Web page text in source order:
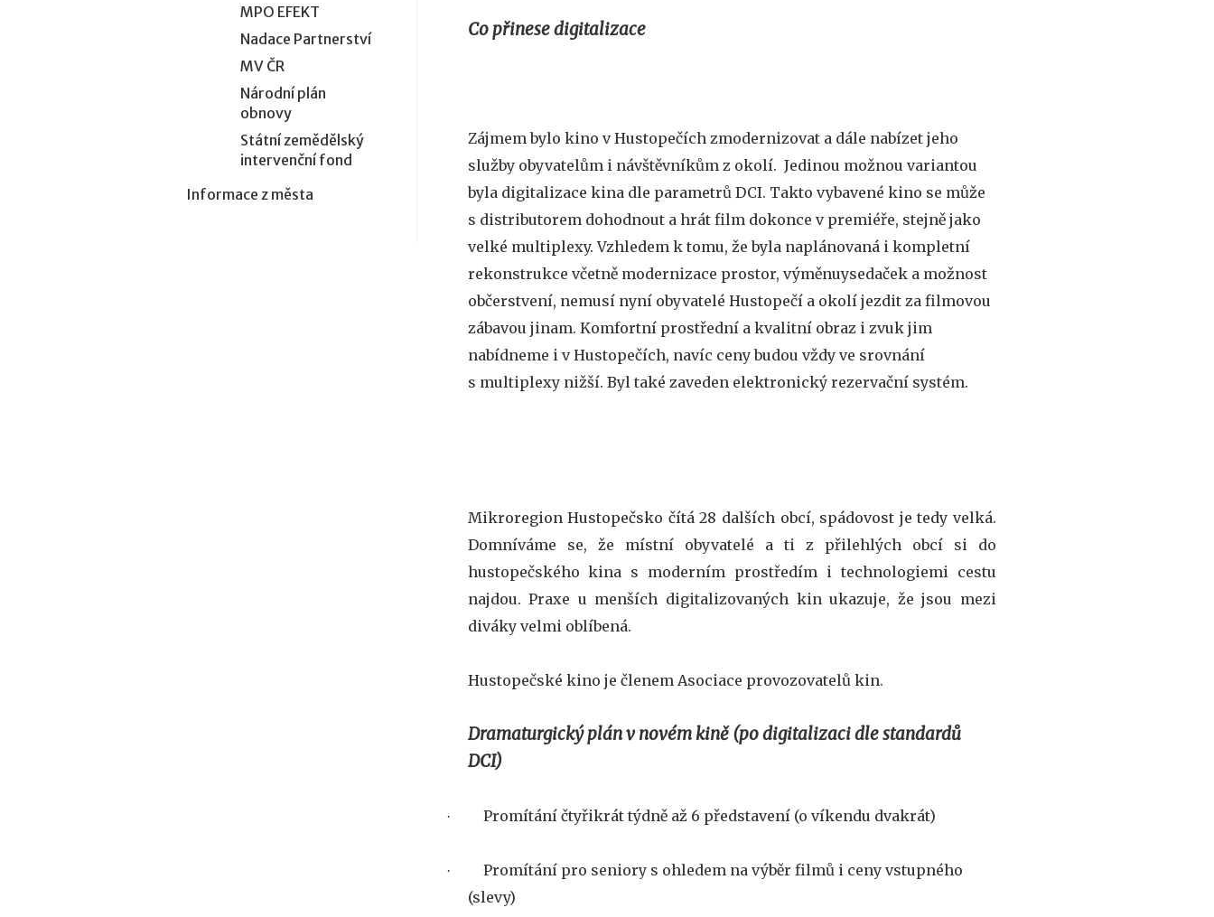
Co přinese digitalizace
Zájmem bylo kino v Hustopečích zmodernizovat a dále nabízet jeho
služby obyvatelům i návštěvníkům z okolí. Jedinou možnou variantou
byla digitalizace kina dle parametrů DCI. Takto vybavené kino se může
s distributorem dohodnout a hrát film dokonce v premiéře, stejně jako
velké multiplexy. Vzhledem k tomu, že byla naplánovaná i kompletní
rekonstrukce včetně modernizace prostor, výměnuysedaček a možnost
občerstvení, nemusí nyní obyvatelé Hustopečí a okolí jezdit za filmovou
zábavou jinam. Komfortní prostřední a kvalitní obraz i zvuk jim
nabídneme i v Hustopečích, navíc ceny budou vždy ve srovnání
s multiplexy nižší. Byl také zaveden elektronický rezervační systém.
Mikroregion Hustopečsko čítá 28 dalších obcí, spádovost je tedy velká.
Domníváme se, že místní obyvatelé a ti z přilehlých obcí si do
hustopečského kina s moderním prostředím i technologiemi cestu
najdou. Praxe u menších digitalizovaných kin ukazuje, že jsou mezi
diváky velmi oblíbená.
Hustopečské kino je členem Asociace provozovatelů kin.
Dramaturgický plán v novém kině (po digitalizaci dle standardů
DCI)
· Promítání čtyřikrát týdně až 6 představení (o víkendu dvakrát)
·
Promítání pro seniory s ohledem na výběr filmů i ceny vstupného
(slevy)
MPO EFEKT
Nadace Partnerství
MV ČR
Národní plán
obnovy
Státní zemědělský
intervenční fond
Informace z města